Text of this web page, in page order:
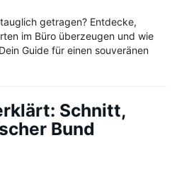
getragen? Entdecke,
im Büro überzeugen und wie
Guide für einen souveränen
Schnitt,
Bund